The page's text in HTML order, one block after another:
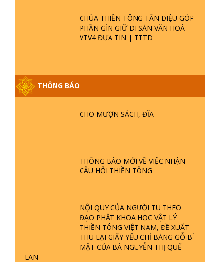
CHÙA THIỀN TÔNG TÂN DIỆU GÓP
PHẦN GÌN GIỮ DI SẢN VĂN HOÁ -
VTV4 ĐƯA TIN | TTTD
THÔNG BÁO
CHO MƯỢN SÁCH, ĐĨA
THÔNG BÁO MỚI VỀ VIỆC NHẬN
CÂU HỎI THIỀN TÔNG
NỘI QUY CỦA NGƯỜI TU THEO
ĐẠO PHẬT KHOA HỌC VẬT LÝ
THIỀN TÔNG VIỆT NAM, ĐỀ XUẤT
THU LẠI GIẤY YẾU CHỈ BẢNG GỖ BÍ
MẬT CỦA BÀ NGUYỄN THỊ QUẾ
LAN
GIẢI ĐÁP ĐẶC BIỆT P25 - SUỐT 49
NĂM PHẬT KHÔNG NÓI? HỘI LONG
HOA LÀ HỘI GÌ? TỬ VÌ ĐẠO
ĐƯỢC HÌNH THÀNH NHƯ THẾ NÀO?
PHẬT GIỚI CÓ THỜI GIAN KHÔNG? |
TTTD
ĐÀNG Ở ĐÂU? ĐỊA NGỤC Ở ĐÂU?
ĐỨC CHÚA TRỜI LÀ AI? QUỶ SA
TĂNG? | TTTD
GIẢI ĐÁP THIỀN TÔNG ĐẶC BIỆT P22
- TẠI SAO TRÁI ĐẤT NHIỀU THIÊN TAI